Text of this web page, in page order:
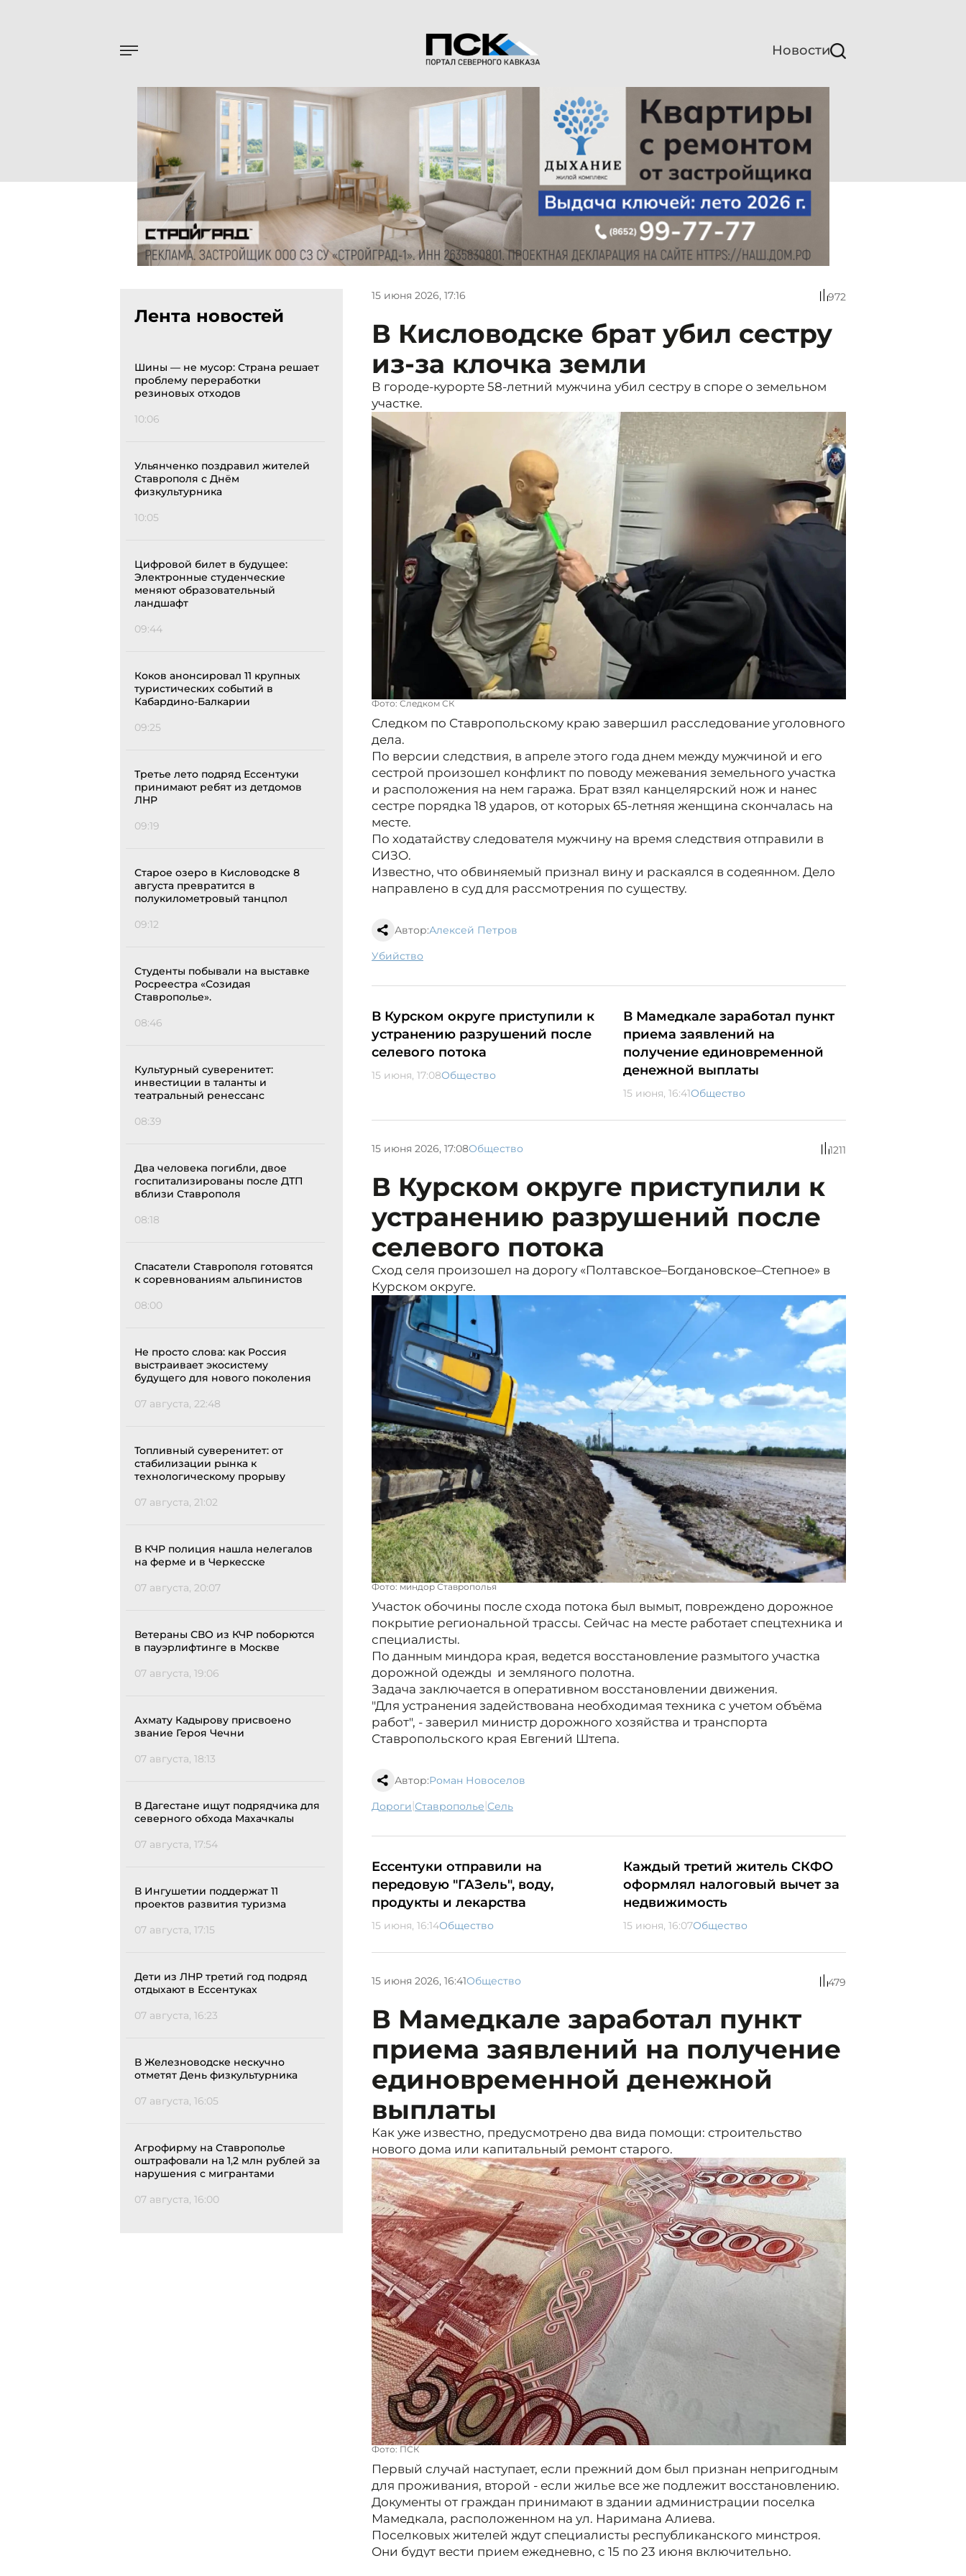
Новости
Лента новостей
Шины — не мусор: Страна решает
проблему переработки
резиновых отходов
10:06
Ульянченко поздравил жителей
Ставрополя с Днём
физкультурника
10:05
Цифровой билет в будущее:
Электронные студенческие
меняют образовательный
ландшафт
09:44
Коков анонсировал 11 крупных
туристических событий в
Кабардино-Балкарии
09:25
Третье лето подряд Ессентуки
принимают ребят из детдомов
ЛНР
09:19
Старое озеро в Кисловодске 8
августа превратится в
полукилометровый танцпол
09:12
Студенты побывали на выставке
Росреестра «Созидая
Ставрополье».
08:46
Культурный суверенитет:
инвестиции в таланты и
театральный ренессанс
08:39
Два человека погибли, двое
госпитализированы после ДТП
вблизи Ставрополя
08:18
Спасатели Ставрополя готовятся
к соревнованиям альпинистов
08:00
Не просто слова: как Россия
выстраивает экосистему
будущего для нового поколения
07 августа, 22:48
Топливный суверенитет: от
стабилизации рынка к
технологическому прорыву
07 августа, 21:02
В КЧР полиция нашла нелегалов
на ферме и в Черкесске
07 августа, 20:07
Ветераны СВО из КЧР поборются
в пауэрлифтинге в Москве
07 августа, 19:06
Ахмату Кадырову присвоено
звание Героя Чечни
07 августа, 18:13
В Дагестане ищут подрядчика для
северного обхода Махачкалы
07 августа, 17:54
В Ингушетии поддержат 11
проектов развития туризма
07 августа, 17:15
Дети из ЛНР третий год подряд
отдыхают в Ессентуках
07 августа, 16:23
В Железноводске нескучно
отметят День физкультурника
07 августа, 16:05
Агрофирму на Ставрополье
оштрафовали на 1,2 млн рублей за
нарушения с мигрантами
07 августа, 16:00
15 июня 2026, 17:16 972
В Кисловодске брат убил сестру
из-за клочка земли
В городе-курорте 58-летний мужчина убил сестру в споре о земельном
участке.
Фото: Следком СК
Следком по Ставропольскому краю завершил расследование уголовного
дела.
По версии следствия, в апреле этого года днем между мужчиной и его
сестрой произошел конфликт по поводу межевания земельного участка
и расположения на нем гаража. Брат взял канцелярский нож и нанес
сестре порядка 18 ударов, от которых 65-летняя женщина скончалась на
месте.
По ходатайству следователя мужчину на время следствия отправили в
СИЗО.
Известно, что обвиняемый признал вину и раскаялся в содеянном. Дело
направлено в суд для рассмотрения по существу.
Автор:Алексей Петров
убийство
В Курском округе приступили к
устранению разрушений после
селевого потока
15 июня, 17:08Общество
В Мамедкале заработал пункт
приема заявлений на
получение единовременной
денежной выплаты
15 июня, 16:41Общество
15 июня 2026, 17:08Общество 1211
В Курском округе приступили к
устранению разрушений после
селевого потока
Сход селя произошел на дорогу «Полтавское–Богдановское–Степное» в
Курском округе.
Фото: миндор Ставрополья
Участок обочины после схода потока был вымыт, повреждено дорожное
покрытие региональной трассы. Сейчас на месте работает спецтехника и
специалисты.
По данным миндора края, ведется восстановление размытого участка
дорожной одежды и земляного полотна.
Задача заключается в оперативном восстановлении движения.
"Для устранения задействована необходимая техника с учетом объёма
работ", - заверил министр дорожного хозяйства и транспорта
Ставропольского края Евгений Штепа.
Автор:Роман Новоселов
дороги| Ставрополье| сель
Ессентуки отправили на
передовую "ГАЗель", воду,
продукты и лекарства
15 июня, 16:14Общество
Каждый третий житель СКФО
оформлял налоговый вычет за
недвижимость
15 июня, 16:07Общество
15 июня 2026, 16:41Общество 479
В Мамедкале заработал пункт
приема заявлений на получение
единовременной денежной
выплаты
Как уже известно, предусмотрено два вида помощи: строительство
нового дома или капитальный ремонт старого.
Фото: ПСК
Первый случай наступает, если прежний дом был признан непригодным
для проживания, второй - если жилье все же подлежит восстановлению.
Документы от граждан принимают в здании администрации поселка
Мамедкала, расположенном на ул. Наримана Алиева.
Поселковых жителей ждут специалисты республиканского минстроя.
Они будут вести прием ежедневно, с 15 по 23 июня включительно.